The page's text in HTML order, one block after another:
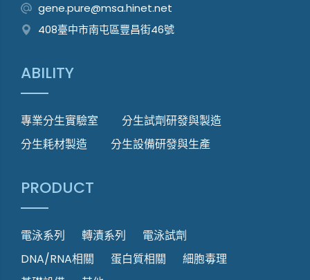
gene.pure@msa.hinet.net
408臺中市南屯區豐昌街46號
ABILITY
專業分生實驗室
分生試劑研發與製造
分生耗材製造
分生設備研發與生產
PRODUCT
電泳系列 轉漬系列
電泳試劑
DNA/RNA相關
蛋白質相關
細胞毒理